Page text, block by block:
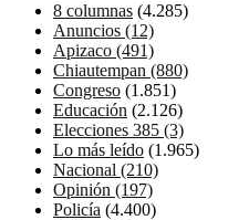
8 columnas (4.285)
Anuncios (12)
Apizaco (491)
Chiautempan (880)
Congreso (1.851)
Educación (2.126)
Elecciones 385 (3)
Lo más leído (1.965)
Nacional (210)
Opinión (197)
Policía (4.400)